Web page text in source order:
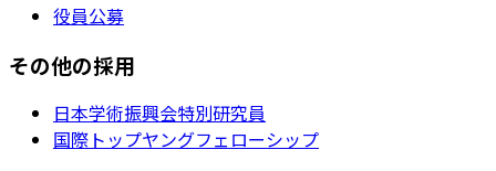
役員公募
その他の採用
日本学術振興会特別研究員
国際トップヤングフェローシップ